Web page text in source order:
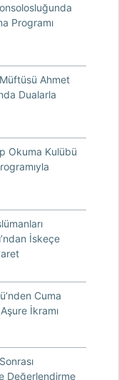
Programı
Ahmet
Dualarla
Okuma Kulübü
İskeçe
Cuma
İkramı
Değerlendirme